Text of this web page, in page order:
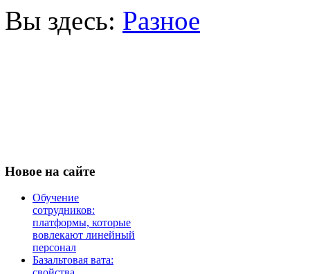
Вы здесь: Разное
Новое на сайте
Обучение
сотрудников:
платформы, которые
вовлекают линейный
персонал
Базальтовая вата: